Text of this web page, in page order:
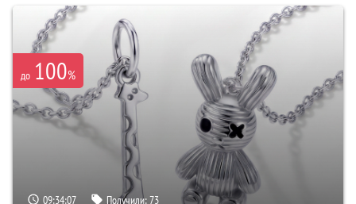
до 100%
09:34:06 Получили:73